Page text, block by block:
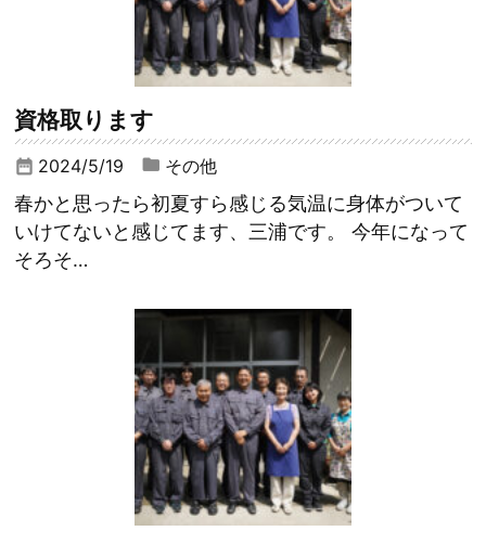
資格取ります
date_range 2024/5/19 その他
春かと思ったら初夏すら感じる気温に身体がついて
いけてないと感じてます、三浦です。 今年になって
そろそ…